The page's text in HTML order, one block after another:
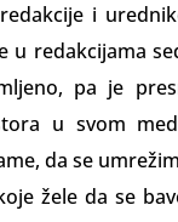
i
u redakcijama
pa je
u svom
da se
žele da se